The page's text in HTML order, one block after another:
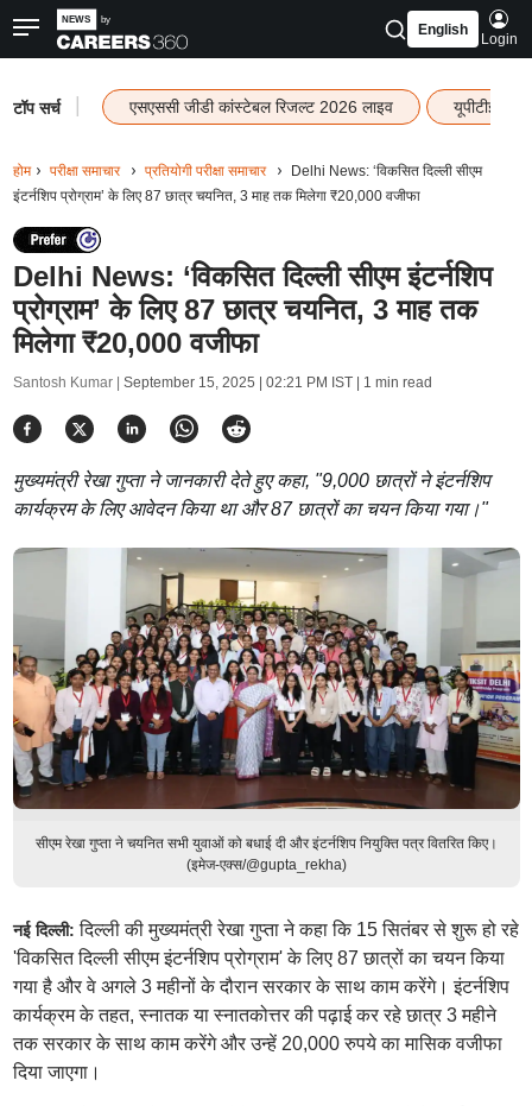
English
Login
टॉप सर्च एसएससी जीडी कांस्टेबल रिजल्ट 2026 लाइव यूपीटीईटी
होम परीक्षा समाचार प्रतियोगी परीक्षा समाचार
Delhi News: ‘विकसित दिल्ली सीएम
इंटर्नशिप प्रोग्राम’ के लिए 87 छात्र चयनित, 3 माह तक मिलेगा ₹20,000 वजीफा
Delhi News: ‘विकसित दिल्ली सीएम इंटर्नशिप
प्रोग्राम’ के लिए 87 छात्र चयनित, 3 माह तक
मिलेगा ₹20,000 वजीफा
Santosh Kumar | September 15, 2025 | 02:21 PM IST| 1 min read
मुख्यमंत्री रेखा गुप्ता ने जानकारी देते हुए कहा, "9,000 छात्रों ने इंटर्नशिप
कार्यक्रम के लिए आवेदन किया था और 87 छात्रों का चयन किया गया।"
सीएम रेखा गुप्ता ने चयनित सभी युवाओं को बधाई दी और इंटर्नशिप नियुक्ति पत्र वितरित किए।
(इमेज-एक्स/@gupta_rekha)
नई दिल्ली: दिल्ली की मुख्यमंत्री रेखा गुप्ता ने कहा कि 15 सितंबर से शुरू हो रहे
'विकसित दिल्ली सीएम इंटर्नशिप प्रोग्राम' के लिए 87 छात्रों का चयन किया
गया है और वे अगले 3 महीनों के दौरान सरकार के साथ काम करेंगे। इंटर्नशिप
कार्यक्रम के तहत, स्नातक या स्नातकोत्तर की पढ़ाई कर रहे छात्र 3 महीने
तक सरकार के साथ काम करेंगे और उन्हें 20,000 रुपये का मासिक वजीफा
दिया जाएगा।